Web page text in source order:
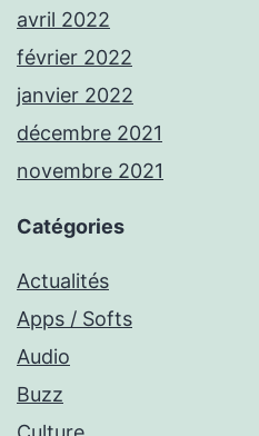
avril 2022
février 2022
janvier 2022
décembre 2021
novembre 2021
Catégories
Actualités
Apps / Softs
Audio
Buzz